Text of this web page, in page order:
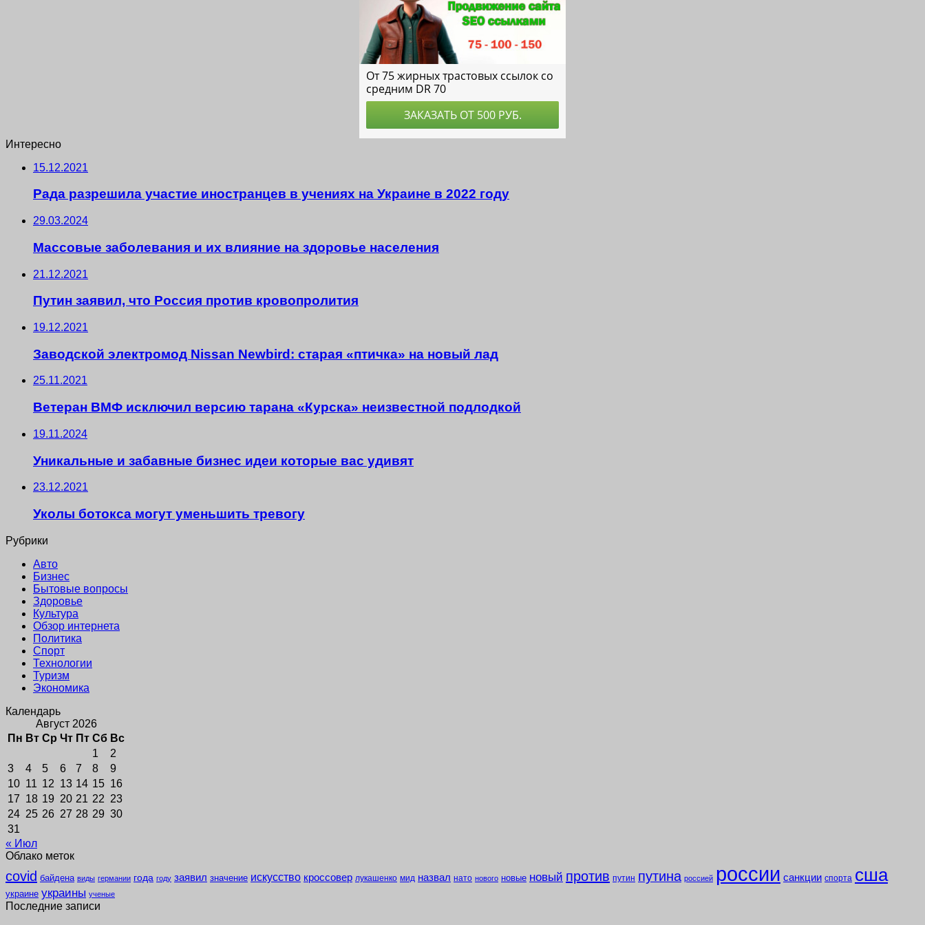
Интересно
15.12.2021
Рада разрешила участие иностранцев в учениях на Украине в 2022 году
29.03.2024
Массовые заболевания и их влияние на здоровье населения
21.12.2021
Путин заявил, что Россия против кровопролития
19.12.2021
Заводской электромод Nissan Newbird: старая «птичка» на новый лад
25.11.2021
Ветеран ВМФ исключил версию тарана «Курска» неизвестной подлодкой
19.11.2024
Уникальные и забавные бизнес идеи которые вас удивят
23.12.2021
Уколы ботокса могут уменьшить тревогу
Рубрики
Авто
Бизнес
Бытовые вопросы
Здоровье
Культура
Обзор интернета
Политика
Спорт
Технологии
Туризм
Экономика
Календарь
Август 2026
Пн Вт Ср Чт Пт Сб Вс
1
2
3
4 5 6 7 8
9
10 11 12 13 14 15 16
17 18 19 20 21 22 23
24 25 26 27 28 29 30
31
« Июл
Облако меток
covid байдена виды германии года году заявил значение искусство кроссовер лукашенко мид назвал нато нового новые новый против путин путина россией россии санкции спорта сша
украине украины ученые
Последние записи